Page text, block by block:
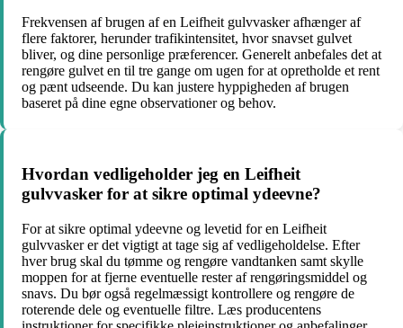
Frekvensen af brugen af en Leifheit gulvvasker afhænger af
flere faktorer, herunder trafikintensitet, hvor snavset gulvet
bliver, og dine personlige præferencer. Generelt anbefales det at
rengøre gulvet en til tre gange om ugen for at opretholde et rent
og pænt udseende. Du kan justere hyppigheden af brugen
baseret på dine egne observationer og behov.
Hvordan vedligeholder jeg en Leifheit
gulvvasker for at sikre optimal ydeevne?
For at sikre optimal ydeevne og levetid for en Leifheit
gulvvasker er det vigtigt at tage sig af vedligeholdelse. Efter
hver brug skal du tømme og rengøre vandtanken samt skylle
moppen for at fjerne eventuelle rester af rengøringsmiddel og
snavs. Du bør også regelmæssigt kontrollere og rengøre de
roterende dele og eventuelle filtre. Læs producentens